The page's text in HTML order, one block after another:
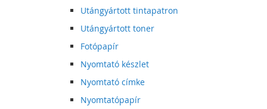
Utángyártott tintapatron
Utángyártott toner
Fotópapír
Nyomtató készlet
Nyomtató címke
Nyomtatópapír